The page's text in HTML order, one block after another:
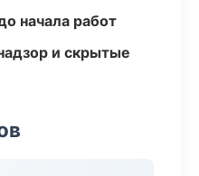
начала работ
и скрытые